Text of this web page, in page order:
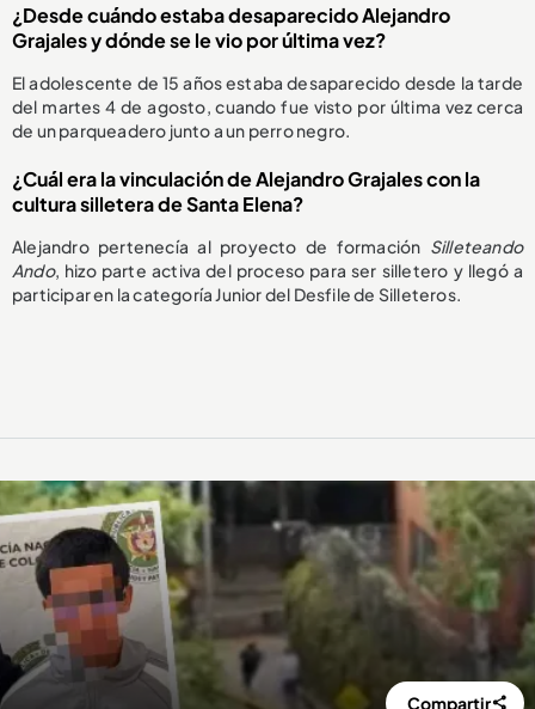
¿Desde cuándo estaba desaparecido Alejandro
Grajales y dónde se le vio por última vez?
El adolescente de 15 años estaba desaparecido desde la tarde
del martes 4 de agosto, cuando fue visto por última vez cerca
de un parqueadero junto a un perro negro.
¿Cuál era la vinculación de Alejandro Grajales con la
cultura silletera de Santa Elena?
Alejandro pertenecía al proyecto de formación Silleteando
Ando, hizo parte activa del proceso para ser silletero y llegó a
participar en la categoría Junior del Desfile de Silleteros.
Compartir